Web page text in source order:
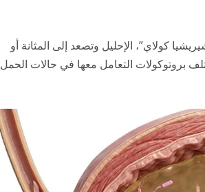
كولاي”، الإحليل وتصعد إلى المثانة أو
بروتوكولات التعامل معها في حالات الحمل